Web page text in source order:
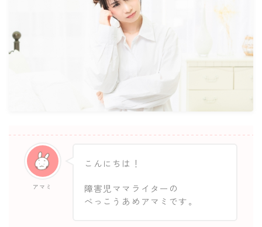
アマミ
こんにちは！
障害児ママライターの
べっこうあめアマミです。